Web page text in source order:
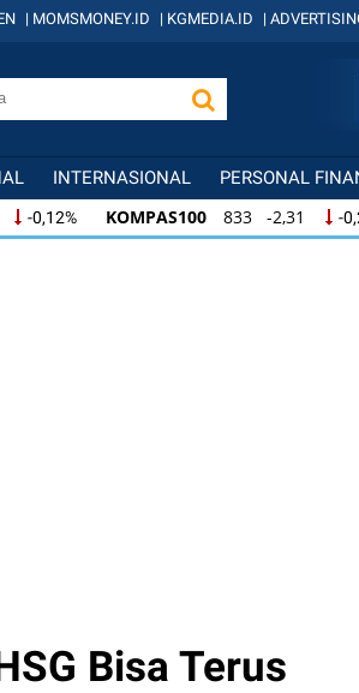
| MOMSMONEY.ID | KGMEDIA.ID |
INTERNASIONAL PERSONAL
-0,12% KOMPAS100 833 -2,31 -
-0,12% KOMPAS100 833 -2,31 -
Bisa Terus